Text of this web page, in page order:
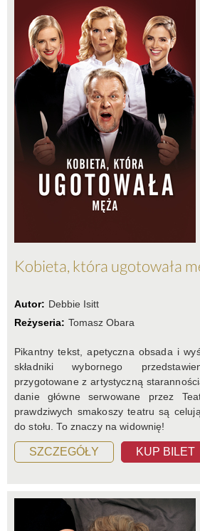
Kobieta, która ugotowała
Autor: Debbie Isitt
Reżyseria: Tomasz Obara
Pikantny tekst, apetyczna obsada i
składniki wybornego
przygotowane z artystyczną
danie główne serwowane przez
prawdziwych smakoszy teatru są
do stołu. To znaczy na widownię!
SZCZEGÓŁY KUP BILET